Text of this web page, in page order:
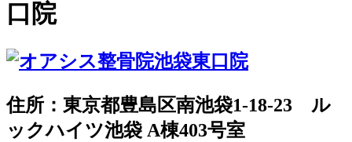
口院
住所：東京都豊島区南池袋1-18-23 ル
ックハイツ池袋 A棟403号室